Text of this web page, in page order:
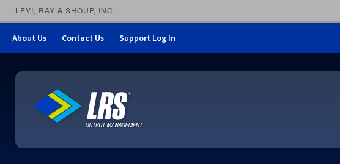
LEVI, RAY & SHOUP, INC.
About Us Contact Us Support Log In
LRS Output Management